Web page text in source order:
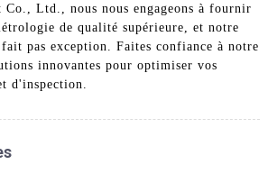
Ltd., nous nous engageons à fournir
de qualité supérieure, et notre
pas exception. Faites confiance à notre
innovantes pour optimiser vos
d'inspection.